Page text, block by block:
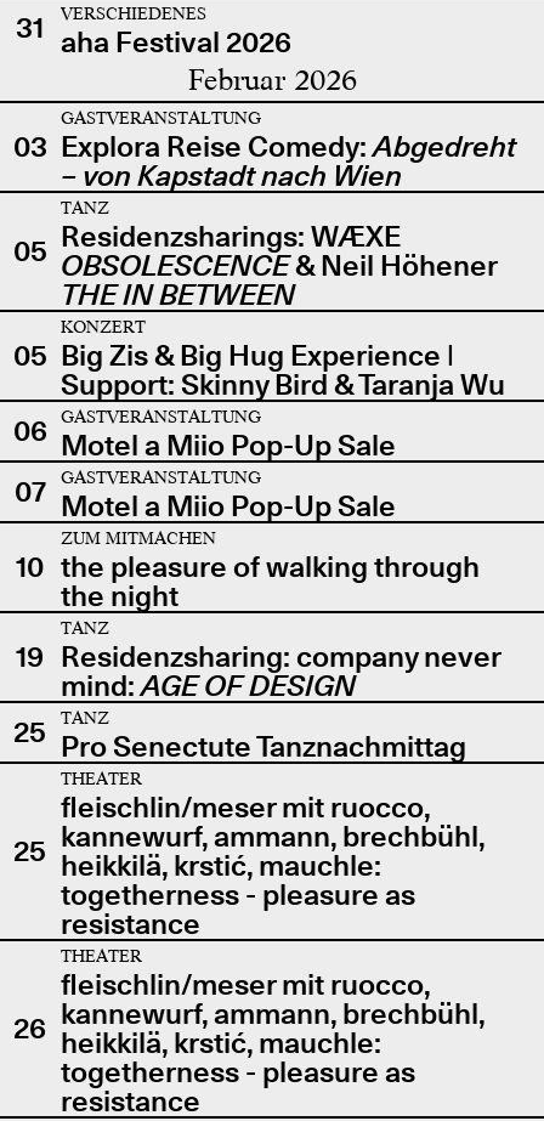
31
VERSCHIEDENES
aha Festival 2026
Februar 2026
03
GASTVERANSTALTUNG
Explora Reise Comedy:Abgedreht
– von Kapstadt nach Wien
05
TANZ
Residenzsharings: WÆXE
OBSOLESCENCE& Neil Höhener
THE IN BETWEEN
05
KONZERT
Big Zis & Big Hug Experience |
Support: Skinny Bird & Taranja Wu
06
GASTVERANSTALTUNG
Motel a Miio Pop-Up Sale
07
GASTVERANSTALTUNG
Motel a Miio Pop-Up Sale
10
ZUM MITMACHEN
the pleasure of walking through
the night
19
TANZ
Residenzsharing: company never
mind:AGE OF DESIGN
25
TANZ
Pro Senectute Tanznachmittag
25
THEATER
fleischlin/meser mit ruocco,
kannewurf, ammann, brechbühl,
heikkilä, krstić, mauchle:
togetherness - pleasure as
resistance
26
THEATER
fleischlin/meser mit ruocco,
kannewurf, ammann, brechbühl,
heikkilä, krstić, mauchle:
togetherness - pleasure as
resistance